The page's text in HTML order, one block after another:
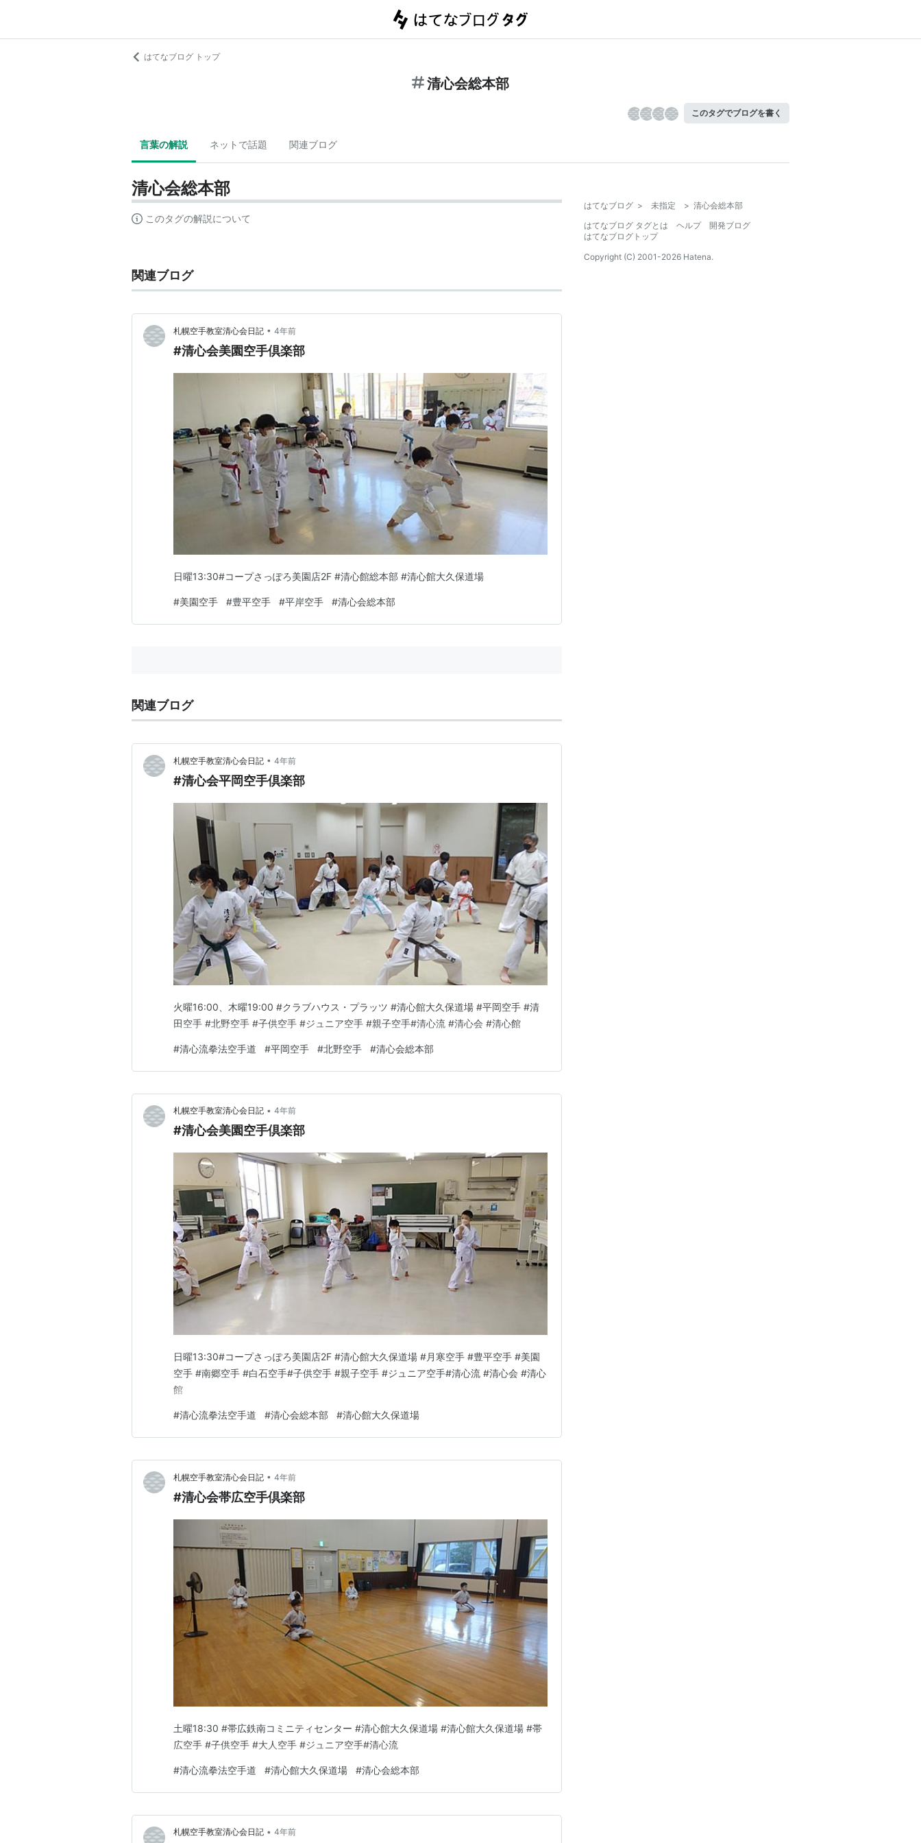
はてなブログ トップ
清心会総本部
このタグでブログを書く
言葉の解説 ネットで話題 関連ブログ
清心会総本部
このタグの解説について
関連ブログ
札幌空手教室清心会日記 • 4年前
#清心会美園空手倶楽部
日曜13:30#コープさっぽろ美園店2F #清心館総本部 #清心館大久保道場
#美園空手 #豊平空手 #平岸空手 #清心会総本部
関連ブログ
札幌空手教室清心会日記 • 4年前
#清心会平岡空手倶楽部
火曜16:00、木曜19:00 #クラブハウス・プラッツ #清心館大久保道場 #平岡空手 #清
田空手 #北野空手 #子供空手 #ジュニア空手 #親子空手#清心流 #清心会 #清心館
#清心流拳法空手道 #平岡空手 #北野空手 #清心会総本部
札幌空手教室清心会日記 • 4年前
#清心会美園空手倶楽部
日曜13:30#コープさっぽろ美園店2F #清心館大久保道場 #月寒空手 #豊平空手 #美園
空手 #南郷空手 #白石空手#子供空手 #親子空手 #ジュニア空手#清心流 #清心会 #清心
館
#清心流拳法空手道 #清心会総本部 #清心館大久保道場
札幌空手教室清心会日記 • 4年前
#清心会帯広空手倶楽部
土曜18:30 #帯広鉄南コミニティセンター #清心館大久保道場 #清心館大久保道場 #帯
広空手 #子供空手 #大人空手 #ジュニア空手#清心流
#清心流拳法空手道 #清心館大久保道場 #清心会総本部
札幌空手教室清心会日記 • 4年前
はてなブログ > 未指定 > 清心会総本部
はてなブログ タグとは
ヘルプ
開発ブログ
はてなブログトップ
Copyright (C) 2001-2026 Hatena.